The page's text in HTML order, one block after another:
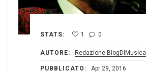
STATS: 1 0
AUTORE: Redazione BlogDiMusica
PUBBLICATO: Apr 29, 2016